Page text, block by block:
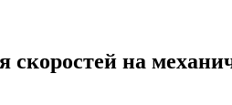
скоростей на